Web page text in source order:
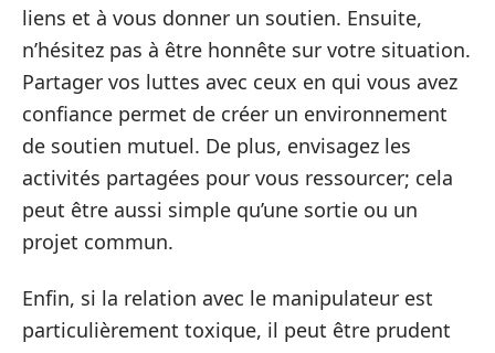
liens et à vous donner un soutien. Ensuite,
n’hésitez pas à être honnête sur votre situation.
Partager vos luttes avec ceux en qui vous avez
confiance permet de créer un environnement
de soutien mutuel. De plus, envisagez les
activités partagées pour vous ressourcer; cela
peut être aussi simple qu’une sortie ou un
projet commun.
Enfin, si la relation avec le manipulateur est
particulièrement toxique, il peut être prudent